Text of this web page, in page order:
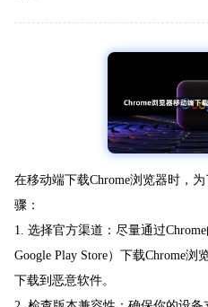
在移动端下载Chrome浏览器时，
骤：
1. 选择官方渠道：尽量通过
Google Play Store）下载Chrome
下载到恶意软件。